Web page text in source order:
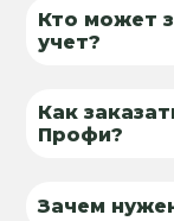
Кто может
учет?
Как
Профи?
Зачем